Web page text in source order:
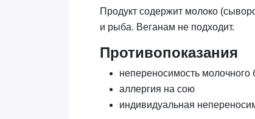
Продукт содержит молоко
и рыба. Веганам не подходит.
Противопоказания
непереносимость молочного
аллергия на сою
индивидуальная